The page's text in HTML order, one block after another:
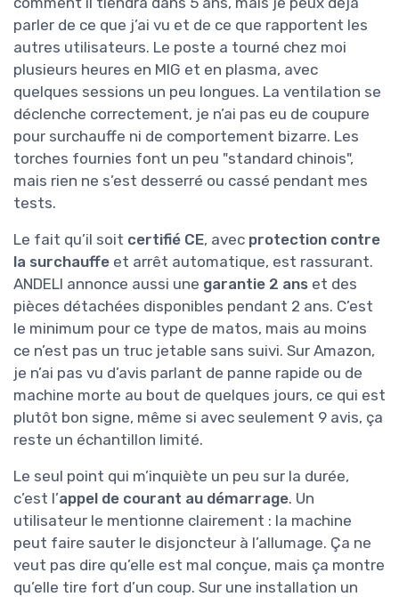
parler de ce que j’ai vu et de ce que rapportent les
autres utilisateurs. Le poste a tourné chez moi
plusieurs heures en MIG et en plasma, avec
quelques sessions un peu longues. La ventilation se
déclenche correctement, je n’ai pas eu de coupure
pour surchauffe ni de comportement bizarre. Les
torches fournies font un peu "standard chinois",
mais rien ne s’est desserré ou cassé pendant mes
tests.
Le fait qu’il soit certifié CE, avec protection contre
la surchauffe et arrêt automatique, est rassurant.
ANDELI annonce aussi une garantie 2 ans et des
pièces détachées disponibles pendant 2 ans. C’est
le minimum pour ce type de matos, mais au moins
ce n’est pas un truc jetable sans suivi. Sur Amazon,
je n’ai pas vu d’avis parlant de panne rapide ou de
machine morte au bout de quelques jours, ce qui est
plutôt bon signe, même si avec seulement 9 avis, ça
reste un échantillon limité.
Le seul point qui m’inquiète un peu sur la durée,
c’est l’appel de courant au démarrage. Un
utilisateur le mentionne clairement : la machine
peut faire sauter le disjoncteur à l’allumage. Ça ne
veut pas dire qu’elle est mal conçue, mais ça montre
qu’elle tire fort d’un coup. Sur une installation un